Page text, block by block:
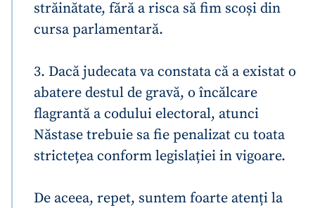
străinătate, fără a risca să fim scoși din
cursa parlamentară.
3. Dacă judecata va constata că a existat o
abatere destul de gravă, o încălcare
flagrantă a codului electoral, atunci
Năstase trebuie sa fie penalizat cu toata
strictețea conform legislației in vigoare.
De aceea, repet, suntem foarte atenți la